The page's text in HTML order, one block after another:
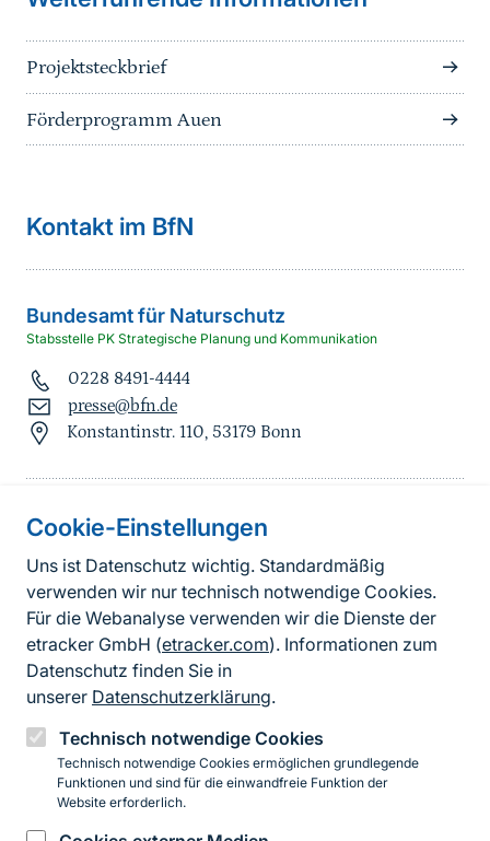
Cookie-Einstellungen
Uns ist Datenschutz wichtig. Standardmäßig
verwenden wir nur technisch notwendige Cookies.
Für die Webanalyse verwenden wir die Dienste der
etracker GmbH (etracker.com). Informationen zum
Datenschutz finden Sie in
unserer Datenschutzerklärung.
Technisch notwendige Cookies
Technisch notwendige Cookies ermöglichen grundlegende
Funktionen und sind für die einwandfreie Funktion der
Website erforderlich.
Projektsteckbrief
Förderprogramm Auen
Kontakt im BfN
Bundesamt für Naturschutz
Stabsstelle PK Strategische Planung und Kommunikation
0228 8491-4444
presse@bfn.de
Konstantinstr. 110, 53179 Bonn
Informationen zur Seite
FußzeileKontakt zum BfN
Kontaktformular
Erklärung zur Barrierefreiheit
Impressum
Datenschutz